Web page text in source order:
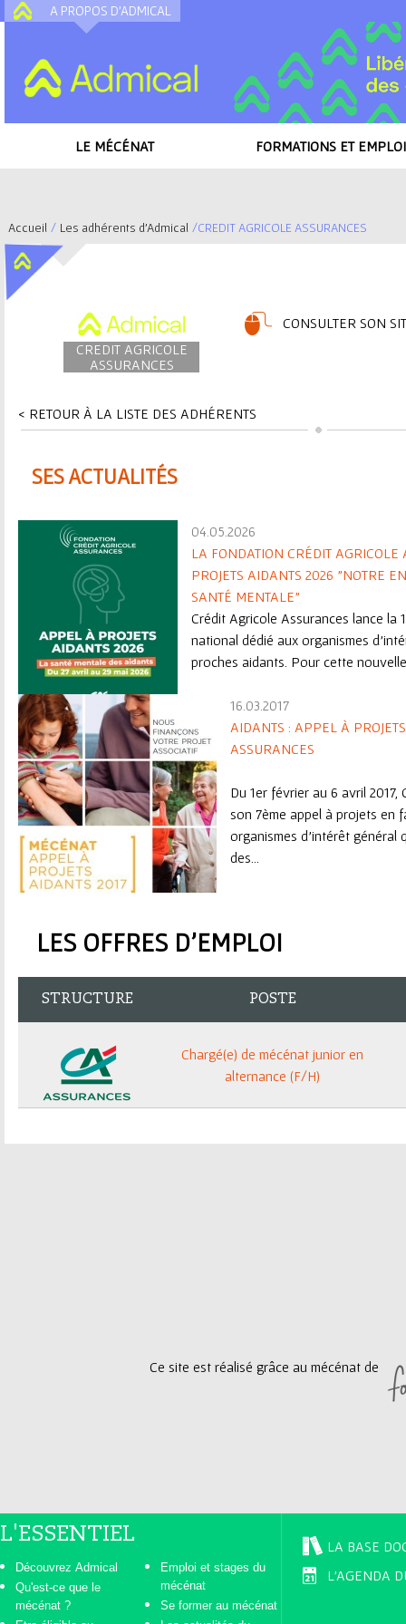
A PROPOS D'ADMICAL
LE MÉCÉNAT FORMATIONS ET
V
o
Accueil / Les adhérents d'Admical /CREDIT AGRICOLE ASSURANCES
CREDIT AGRICOLE
ASSURANCES
CONSULTER SON
< RETOUR À LA LISTE DES ADHÉRENTS
SES ACTUALITÉS
04.05.2026
LA FONDATION CRÉDIT
PROJETS AIDANTS 2026 "NOTRE
SANTÉ MENTALE"
Crédit Agricole Assurances lance la
national dédié aux organismes
proches aidants. Pour cette
16.03.2017
AIDANTS : APPEL À
ASSURANCES
Du 1er février au 6 avril
son 7ème appel à projets en
organismes d'intérêt général
des...
LES OFFRES D'EMPLOI
STRUCTURE POSTE
Chargé(e) de mécénat junior en
alternance (F/H)
Ce site est réalisé grâce au mécénat de
L'ESSENTIEL
Découvrez Admical
Qu'est-ce que le
mécénat ?
Emploi et stages du
mécénat
Se former au mécénat
LA BASE
L'AGENDA